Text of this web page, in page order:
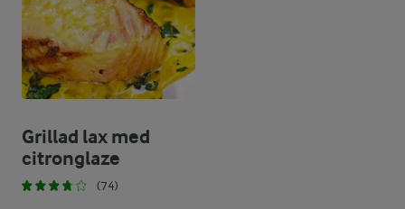
Grillad lax med
citronglaze
(74)